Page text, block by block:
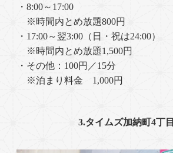
・8:00～17:00
※時間内とめ放題800円
・17:00～翌3:00（日・祝は24:00）
※時間内とめ放題1,500円
・その他：100円／15分
※泊まり料金 1,000円
3.タイムズ加納町4丁目